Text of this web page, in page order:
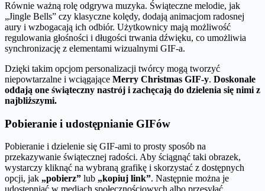
Równie ważną rolę odgrywa muzyka. Świąteczne melodie, jak
„Jingle Bells” czy klasyczne kolędy, dodają animacjom radosnej
aury i wzbogacają ich odbiór. Użytkownicy mają możliwość
regulowania głośności i długości trwania dźwięku, co umożliwia
synchronizację z elementami wizualnymi GIF-a.
Dzięki takim opcjom personalizacji twórcy mogą tworzyć
niepowtarzalne i wciągające Merry Christmas GIF-y. Doskonale
oddają one świąteczny nastrój i zachęcają do dzielenia się nimi z
najbliższymi.
Pobieranie i udostępnianie GIFów
Pobieranie i dzielenie się GIF-ami to prosty sposób na
przekazywanie świątecznej radości. Aby ściągnąć taki obrazek,
wystarczy kliknąć na wybraną grafikę i skorzystać z dostępnych
opcji, jak „pobierz” lub „kopiuj link”. Następnie można je